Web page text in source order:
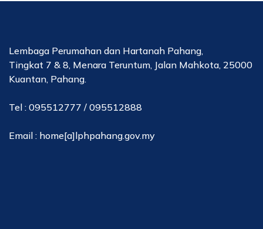
Lembaga Perumahan dan Hartanah Pahang,
Tingkat 7 & 8, Menara Teruntum, Jalan Mahkota, 25000
Kuantan, Pahang.
Tel : 095512777 / 095512888
Email : home[a]lphpahang.gov.my